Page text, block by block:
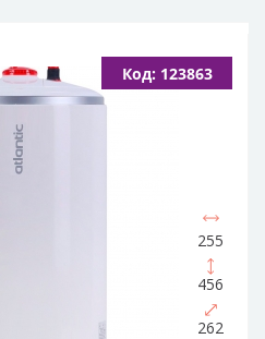
Код: 123863
255
456
262